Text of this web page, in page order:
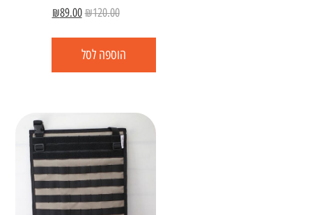
₪120.00
₪89.00
הוספה לסל